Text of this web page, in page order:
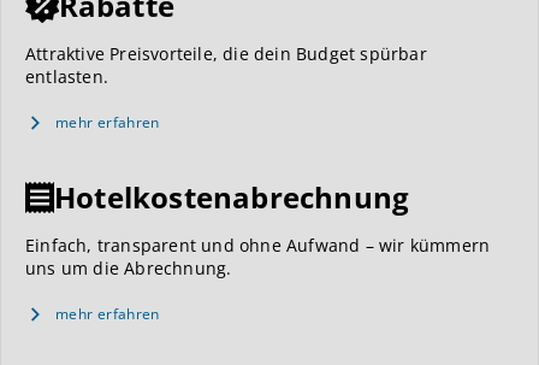
Attraktive Preisvorteile, die dein Budget spürbar
entlasten.
mehr erfahren
Hotelkostenabrechnung
Einfach, transparent und ohne Aufwand – wir kümmern
uns um die Abrechnung.
mehr erfahren